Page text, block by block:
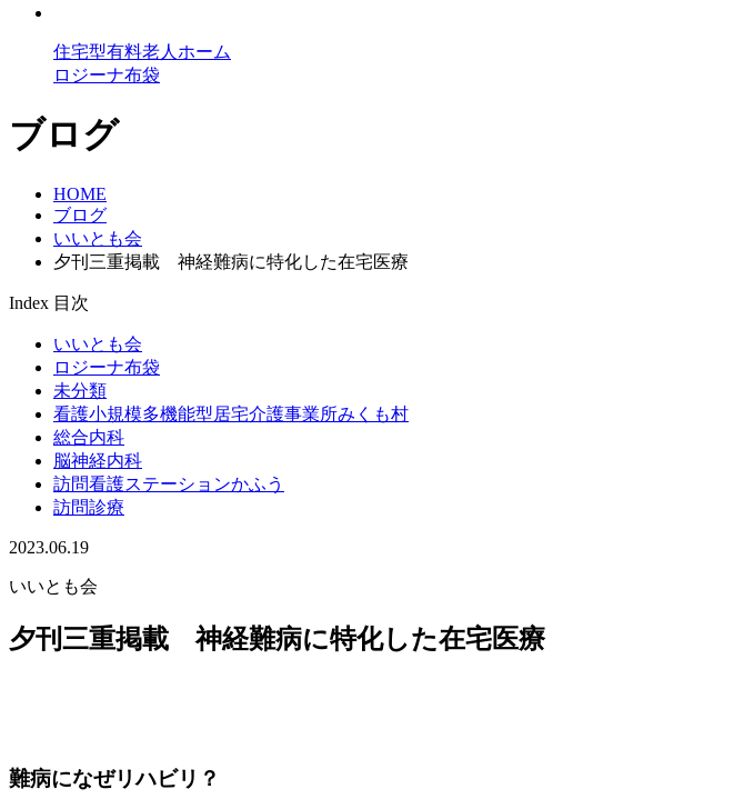
住宅型有料老人ホーム
ロジーナ布袋
ブログ
HOME
ブログ
いいとも会
夕刊三重掲載 神経難病に特化した在宅医療
Index 目次
いいとも会
ロジーナ布袋
未分類
看護小規模多機能型居宅介護事業所みくも村
総合内科
脳神経内科
訪問看護ステーションかふう
訪問診療
2023.06.19
いいとも会
夕刊三重掲載 神経難病に特化した在宅医療
難病になぜリハビリ？